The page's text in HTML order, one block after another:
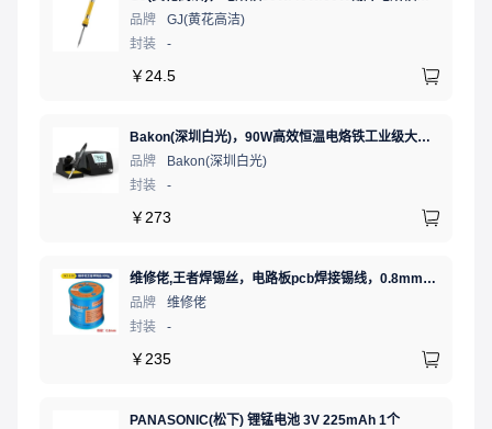
品牌
GJ(黄花高洁)
封装
-
￥ 24.5
Bakon(深圳白光)，90W高效恒温电烙铁工业级大功率数显可调温无铅智能电烙铁，BK90（新老款交替发货）
品牌
Bakon(深圳白光)
封装
-
￥ 273
维修佬,王者焊锡丝，电路板pcb焊接锡线，0.8mm800g,1个
品牌
维修佬
封装
-
￥ 235
PANASONIC(松下) 锂锰电池 3V 225mAh 1个